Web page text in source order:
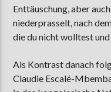
Enttäuschung, aber
niederprasselt, nach
die du nicht wolltest und
Als Kontrast danach
Claudie Escalé-